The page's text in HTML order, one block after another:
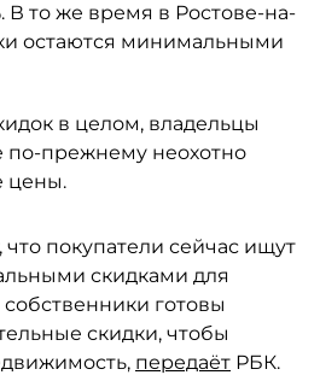
В то же время в Ростове-на-
остаются минимальными
в целом, владельцы
по-прежнему неохотно
цены.
покупатели сейчас ищут
скидками для
готовы
скидки, чтобы
передаёт РБК.